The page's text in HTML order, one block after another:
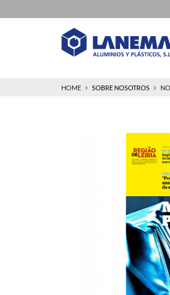
HOME SOBRE NOSOTROS